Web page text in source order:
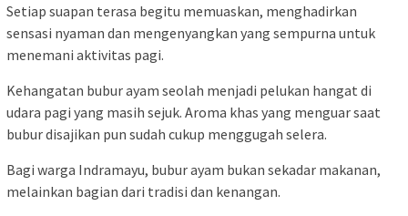
Setiap suapan terasa begitu memuaskan, menghadirkan
sensasi nyaman dan mengenyangkan yang sempurna untuk
menemani aktivitas pagi.
Kehangatan bubur ayam seolah menjadi pelukan hangat di
udara pagi yang masih sejuk. Aroma khas yang menguar saat
bubur disajikan pun sudah cukup menggugah selera.
Bagi warga Indramayu, bubur ayam bukan sekadar makanan,
melainkan bagian dari tradisi dan kenangan.